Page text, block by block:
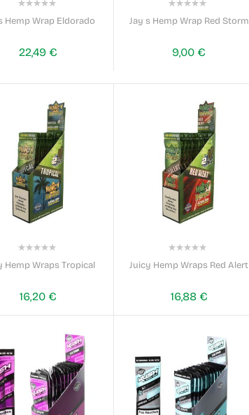
Hemp Wrap Eldorado
22,49 €
Jay s Hemp Wrap Red Storm
9,00 €
Hemp Wraps Tropical
16,20 €
Juicy Hemp Wraps Red Alert
16,88 €